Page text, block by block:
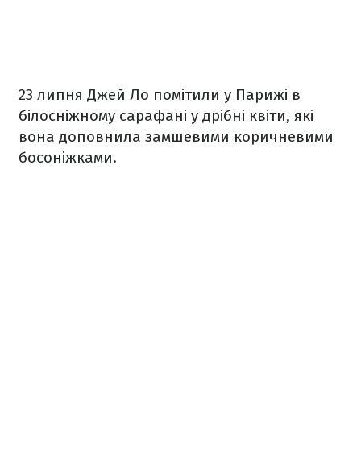
23 липня Джей Ло помітили у Парижі в
білосніжному сарафані у дрібні квіти, які
вона доповнила замшевими коричневими
босоніжками.